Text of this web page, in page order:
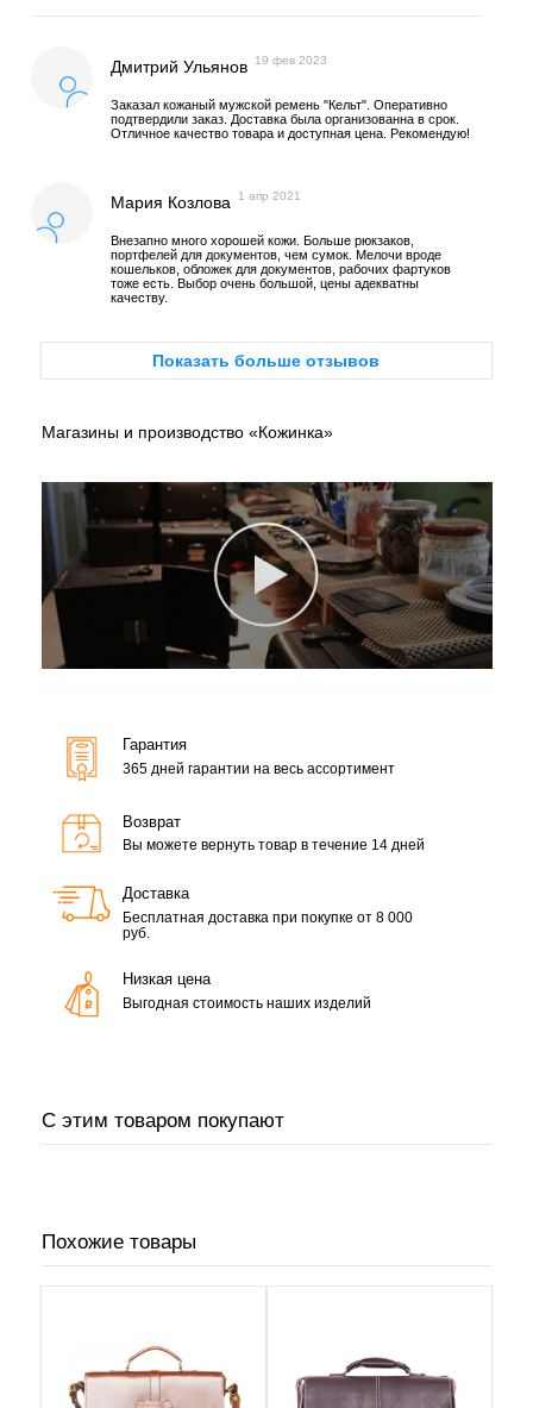
Дмитрий Ульянов 19 фев 2023
Заказал кожаный мужской ремень "Кельт". Оперативно
подтвердили заказ. Доставка была организованна в срок.
Отличное качество товара и доступная цена. Рекомендую!
Мария Козлова 1 апр 2021
Внезапно много хорошей кожи. Больше рюкзаков,
портфелей для документов, чем сумок. Мелочи вроде
кошельков, обложек для документов, рабочих фартуков
тоже есть. Выбор очень большой, цены адекватны
качеству.
Показать больше отзывов
Магазины и производство «Кожинка»
Гарантия
365 дней гарантии на весь ассортимент
Возврат
Вы можете вернуть товар в течение 14 дней
Доставка
Бесплатная доставка при покупке от 8 000
руб.
Низкая цена
Выгодная стоимость наших изделий
С этим товаром покупают
Похожие товары